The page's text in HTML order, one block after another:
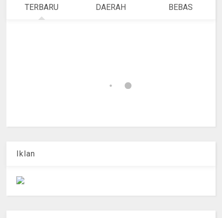
TERBARU DAERAH BEBAS
Iklan